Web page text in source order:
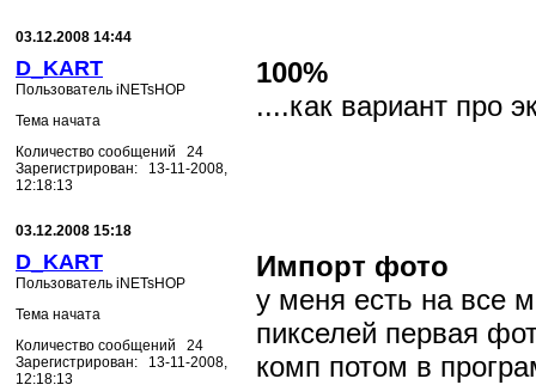
03.12.2008 14:44
D_KART
Пользователь iNETsHOP
Тема начата
Количество сообщений 24
Зарегистрирован: 13-11-2008,
12:18:13
100%
....как вариант про
03.12.2008 15:18
D_KART
Пользователь iNETsHOP
Тема начата
Количество сообщений 24
Зарегистрирован: 13-11-2008,
12:18:13
Импорт фото
у меня есть на все
пикселей первая
комп потом в